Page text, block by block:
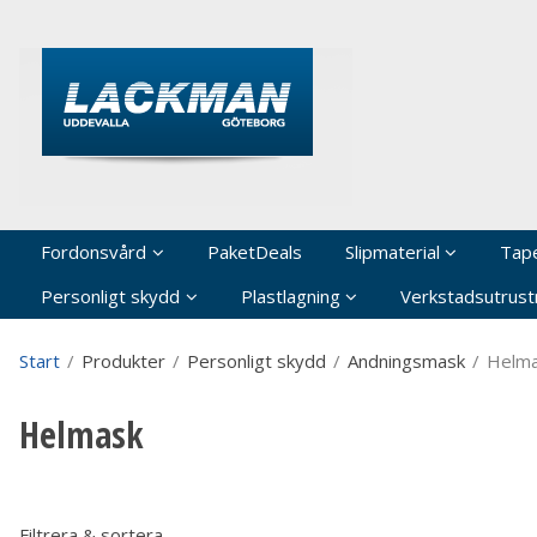
Fordonsvård PaketDeals Slipmaterial
Personligt skydd
Plastlagning
Start / Produkter / Personligt skydd / Andningsmask /
Helmask